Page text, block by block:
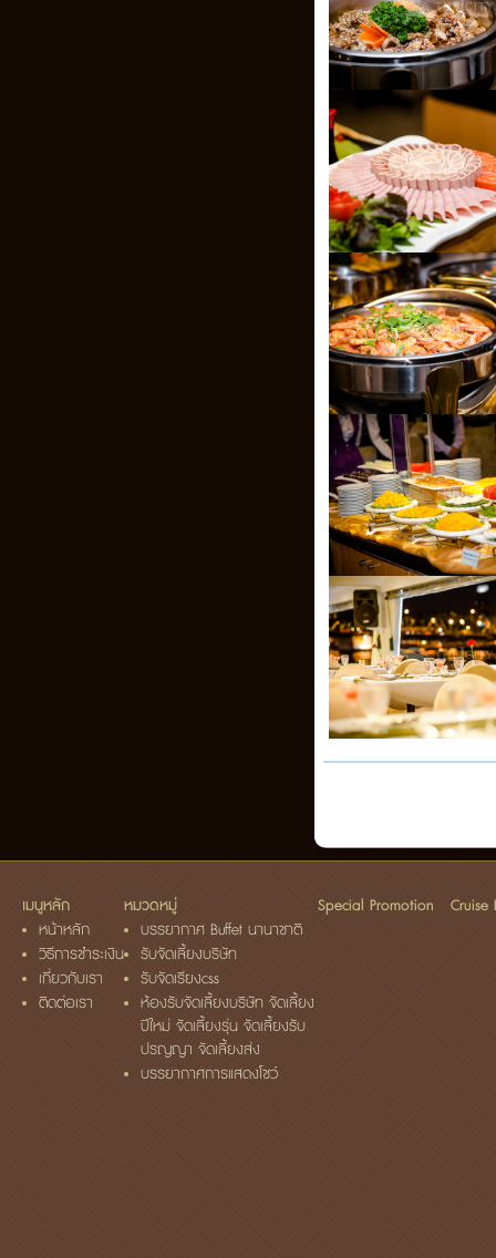
เมนูหลัก
หน้าหลัก
วิธีการชำระเงิน
เกี่ยวกับเรา
ติดต่อเรา
หมวดหมู่
บรรยากาศ Buffet นานาชาติ
รับจัดเลี้ยงบริษัท
รับจัดเรียงcss
ห้องรับจัดเลี้ยงบริษัท จัดเลี้ยง
ปีใหม่ จัดเลี้ยงรุ่น จัดเลี้ยงรับ
ปรญญา จัดเลี้ยงส่ง
บรรยากาศการแสดงโชว์
Special Promotion Cruise